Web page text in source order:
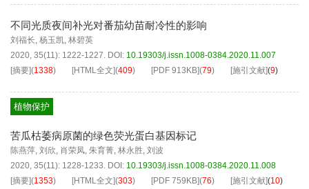
不同光质夜间补光对番茄幼苗耐冷性的影响
刘福长, 杨玉凯, 林碧英
2020, 35(11): 1222-1227. DOI: 10.19303/j.issn.1008-0384.2020.11.007
[摘要](1338) [HTML全文](409) [PDF 913KB](79) [施引文献](9)
植物保护
苦瓜枯萎病原菌的绿色荧光蛋白基因标记
陈燕萍, 刘欣, 肖荣凤, 朱育菁, 林永胜, 刘波
2020, 35(11): 1228-1233. DOI: 10.19303/j.issn.1008-0384.2020.11.008
[摘要](1353) [HTML全文](303) [PDF 759KB](76) [施引文献](10)